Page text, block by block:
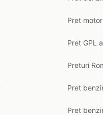
Pret
Pret GPL
Preturi
Pret
Pret